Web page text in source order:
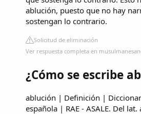
ablución, puesto que no hay
sostengan lo contrario.
Solicitud de eliminación
Ver respuesta completa en
¿Cómo se escribe
ablución | Definición |
española | RAE - ASALE. Del